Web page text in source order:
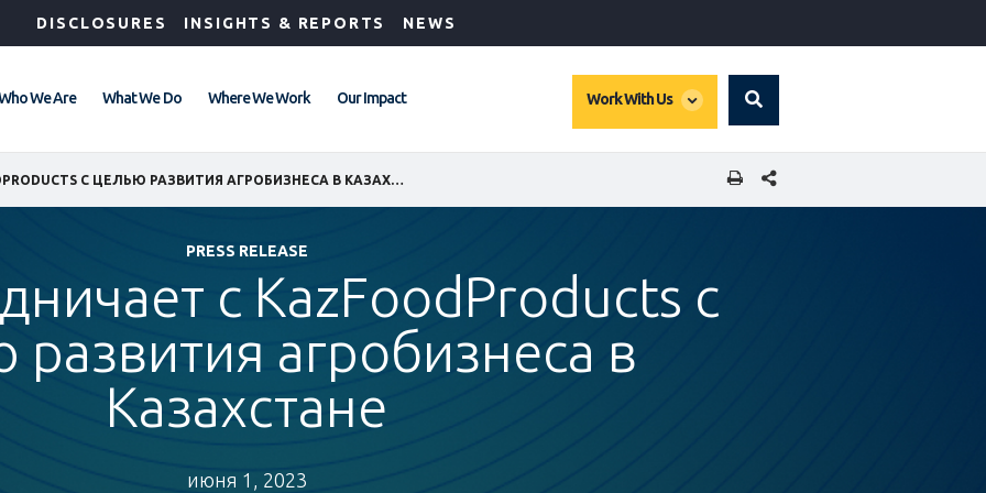
DISCLOSURES INSIGHTS & REPORTS NEWS
We Are What We Do Where We Work Our Impact Work With Us
global
Search
SHARE THIS PAGE
PRESS RELEASE
с KazFoodProducts с
развития агробизнеса в
Казахстане
июня 1, 2023